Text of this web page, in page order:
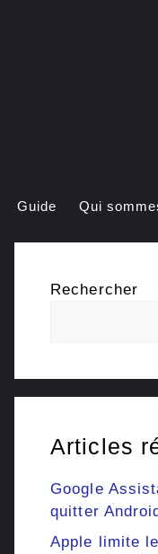
Guide Qui
Rechercher
Articles
Google
quitter
Apple limite